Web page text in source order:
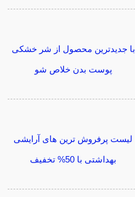
با جدیدترین محصول از شر خشکی
پوست بدن خلاص شو
لیست پرفروش ترین های آرایشی
بهداشتی با 50% تخفیف